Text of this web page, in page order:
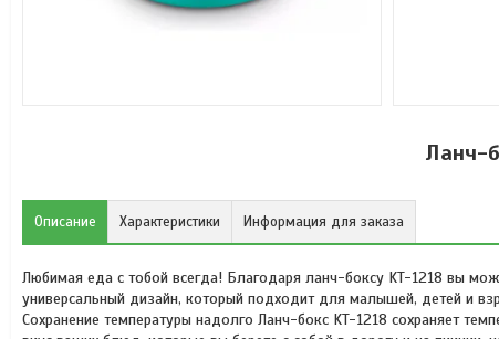
Ланч-
Описание Характеристики Информация для заказа
Любимая еда с тобой всегда! Благодаря ланч-боксу KT-1218 вы
универсальный дизайн, который подходит для малышей, детей и
Сохранение температуры надолго Ланч-бокс KT-1218 сохраняет